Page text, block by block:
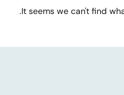
It seems we can't find